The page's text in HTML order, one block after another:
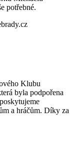
potřebné.
Klubu
byla podpořena
a hráčům. Díky za